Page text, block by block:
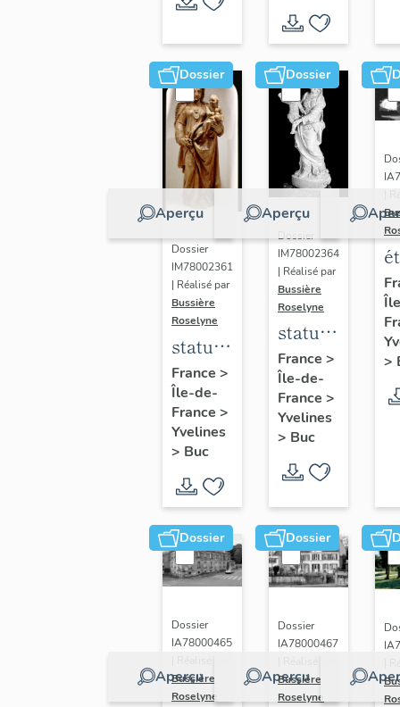
Dossier
Aperçu
Dossier
IM78002361
| Réalisé par
Bussière
Roselyne
statue :
Vierge
à
l'Enfant
(n°2)
France >
Île-de-
France >
Yvelines
> Buc
Dossier
Aperçu
Dossier
IM78002364
| Réalisé par
Bussière
Roselyne
statue :
Vierge
à
l'Enfant
(n°1)
France >
Île-de-
France >
Yvelines
> Buc
>
Dossier
Aperçu
Dossier
IA78000465
Bussière
Roselyne
Dossier
Aperçu
Dossier
IA78000467
Bussière
Roselyne